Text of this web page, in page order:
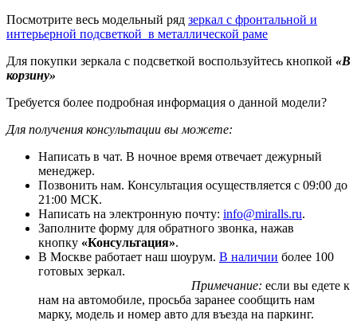
Посмотрите весь модельный ряд зеркал с фронтальной и
интерьерной подсветкой в металлической раме
Для покупки зеркала с подсветкой воспользуйтесь кнопкой «В
корзину»
Требуется более подробная информация о данной модели?
Для получения консультации вы можете:
Написать в чат. В ночное время отвечает дежурный
менеджер.
Позвонить нам. Консультация осуществляется с 09:00 до
21:00 МСК.
Написать на электронную почту: info@miralls.ru.
Заполните форму для обратного звонка, нажав
кнопку «Консультация».
В Москве работает наш шоурум. В наличии более 100
готовых зеркал.
Примечание: если вы едете к
нам на автомобиле, просьба заранее сообщить нам
марку, модель и номер авто для въезда на паркинг.